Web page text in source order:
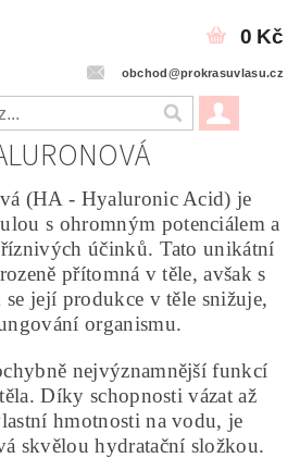
obchod@prokrasuvlasu.cz
0 Kč
(HA - Hyaluronic Acid) je
s ohromným potenciálem a
účinků. Tato unikátní
přítomná v těle, avšak s
její produkce v těle snižuje,
organismu.
nejvýznamnější funkcí
Díky schopnosti vázat až
hmotnosti na vodu, je
skvělou hydratační složkou.